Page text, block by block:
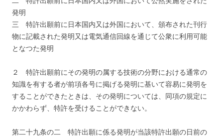
発明
三 特許出願前に日本国内又は外国において、頒布された刊行
物に記載された発明又は電気通信回線を通じて公衆に利用可能
となつた発明
２ 特許出願前にその発明の属する技術の分野における通常の
知識を有する者が前項各号に掲げる発明に基いて容易に発明を
することができたときは、その発明については、同項の規定に
かかわらず、特許を受けることができない。
第二十九条の二 特許出願に係る発明が当該特許出願の日前の